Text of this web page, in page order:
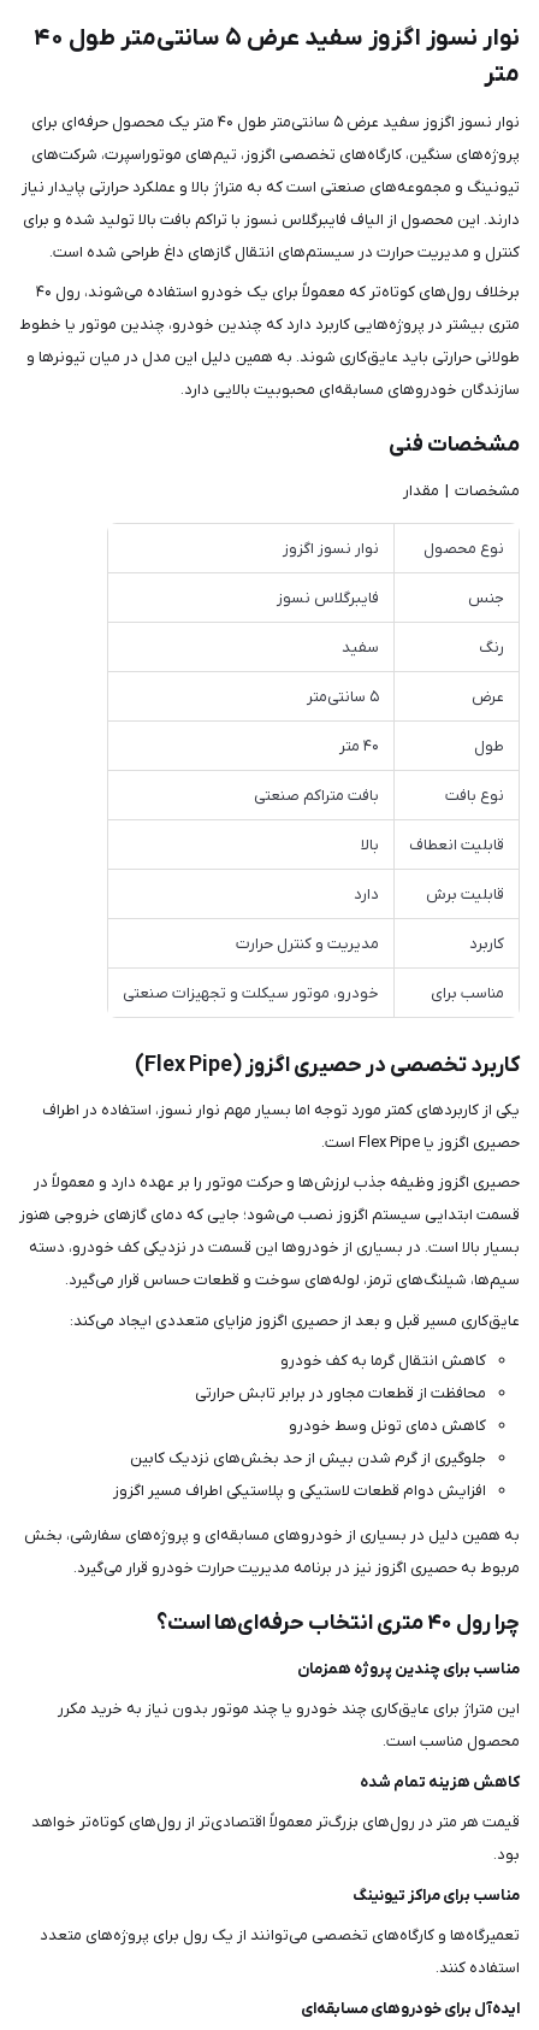
نوار نسوز اگزوز سفید عرض ۵ سانتی‌متر طول ۴۰
متر
نوار نسوز اگزوز سفید عرض ۵ سانتی‌متر طول ۴۰ متر یک محصول حرفه‌ای برای
پروژه‌های سنگین، کارگاه‌های تخصصی اگزوز، تیم‌های موتوراسپرت، شرکت‌های
تیونینگ و مجموعه‌های صنعتی است که به متراژ بالا و عملکرد حرارتی پایدار نیاز
دارند. این محصول از الیاف فایبرگلاس نسوز با تراکم بافت بالا تولید شده و برای
کنترل و مدیریت حرارت در سیستم‌های انتقال گازهای داغ طراحی شده است.
برخلاف رول‌های کوتاه‌تر که معمولاً برای یک خودرو استفاده می‌شوند، رول ۴۰
متری بیشتر در پروژه‌هایی کاربرد دارد که چندین خودرو، چندین موتور یا خطوط
طولانی حرارتی باید عایق‌کاری شوند. به همین دلیل این مدل در میان تیونرها و
سازندگان خودروهای مسابقه‌ای محبوبیت بالایی دارد.
مشخصات فنی
مشخصات | مقدار
نوع محصول نوار نسوز اگزوز
جنس فایبرگلاس نسوز
رنگ سفید
عرض ۵ سانتی‌متر
طول ۴۰ متر
نوع بافت بافت متراکم صنعتی
قابلیت انعطاف بالا
قابلیت برش دارد
کاربرد مدیریت و کنترل حرارت
مناسب برای خودرو، موتور سیکلت و تجهیزات صنعتی
کاربرد تخصصی در حصیری اگزوز (Flex Pipe)
یکی از کاربردهای کمتر مورد توجه اما بسیار مهم نوار نسوز، استفاده در اطراف
حصیری اگزوز یا Flex Pipe است.
حصیری اگزوز وظیفه جذب لرزش‌ها و حرکت موتور را بر عهده دارد و معمولاً در
قسمت ابتدایی سیستم اگزوز نصب می‌شود؛ جایی که دمای گازهای خروجی هنوز
بسیار بالا است. در بسیاری از خودروها این قسمت در نزدیکی کف خودرو، دسته
سیم‌ها، شیلنگ‌های ترمز، لوله‌های سوخت و قطعات حساس قرار می‌گیرد.
عایق‌کاری مسیر قبل و بعد از حصیری اگزوز مزایای متعددی ایجاد می‌کند:
کاهش انتقال گرما به کف خودرو
محافظت از قطعات مجاور در برابر تابش حرارتی
کاهش دمای تونل وسط خودرو
جلوگیری از گرم شدن بیش از حد بخش‌های نزدیک کابین
افزایش دوام قطعات لاستیکی و پلاستیکی اطراف مسیر اگزوز
به همین دلیل در بسیاری از خودروهای مسابقه‌ای و پروژه‌های سفارشی، بخش
مربوط به حصیری اگزوز نیز در برنامه مدیریت حرارت خودرو قرار می‌گیرد.
چرا رول ۴۰ متری انتخاب حرفه‌ای‌ها است؟
مناسب برای چندین پروژه همزمان
این متراژ برای عایق‌کاری چند خودرو یا چند موتور بدون نیاز به خرید مکرر
محصول مناسب است.
کاهش هزینه تمام شده
قیمت هر متر در رول‌های بزرگ‌تر معمولاً اقتصادی‌تر از رول‌های کوتاه‌تر خواهد
بود.
مناسب برای مراکز تیونینگ
تعمیرگاه‌ها و کارگاه‌های تخصصی می‌توانند از یک رول برای پروژه‌های متعدد
استفاده کنند.
ایده‌آل برای خودروهای مسابقه‌ای